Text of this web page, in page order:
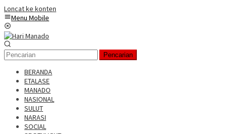
Loncat ke konten
Menu Mobile
Pencarian
BERANDA
ETALASE
MANADO
NASIONAL
SULUT
NARASI
SOCIAL